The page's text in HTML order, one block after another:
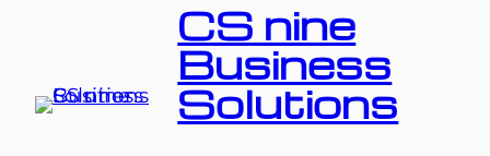
CS nine
Business
Solutions